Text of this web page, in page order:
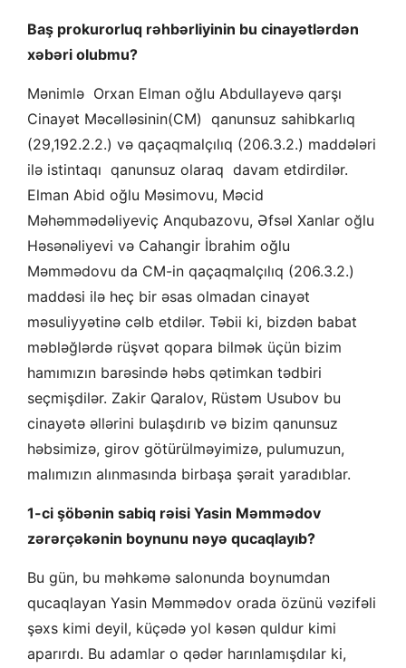
Baş prokurorluq rəhbərliyinin bu cinayətlərdən
xəbəri olubmu?
Mənimlə Orxan Elman oğlu Abdullayevə qarşı
Cinayət Məcəlləsinin(CM) qanunsuz sahibkarlıq
(29,192.2.2.) və qaçaqmalçılıq (206.3.2.) maddələri
ilə istintaqı qanunsuz olaraq davam etdirdilər.
Elman Abid oğlu Məsimovu, Məcid
Məhəmmədəliyeviç Anqubazovu, Əfsəl Xanlar oğlu
Həsənəliyevi və Cahangir İbrahim oğlu
Məmmədovu da CM-in qaçaqmalçılıq (206.3.2.)
maddəsi ilə heç bir əsas olmadan cinayət
məsuliyyətinə cəlb etdilər. Təbii ki, bizdən babat
məbləğlərdə rüşvət qopara bilmək üçün bizim
hamımızın barəsində həbs qətimkan tədbiri
seçmişdilər. Zakir Qaralov, Rüstəm Usubov bu
cinayətə əllərini bulaşdırıb və bizim qanunsuz
həbsimizə, girov götürülməyimizə, pulumuzun,
malımızın alınmasında birbaşa şərait yaradıblar.
1-ci şöbənin sabiq rəisi Yasin Məmmədov
zərərçəkənin boynunu nəyə qucaqlayıb?
Bu gün, bu məhkəmə salonunda boynumdan
qucaqlayan Yasin Məmmədov orada özünü vəzifəli
şəxs kimi deyil, küçədə yol kəsən quldur kimi
aparırdı. Bu adamlar o qədər harınlamışdılar ki,